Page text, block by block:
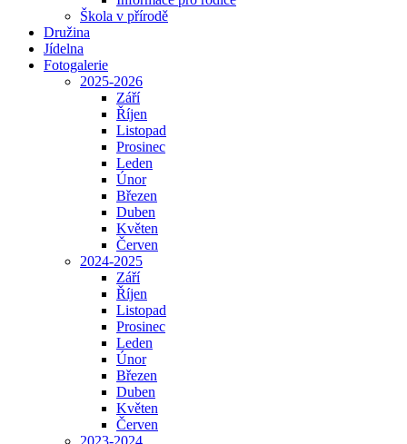
Škola v přírodě
Družina
Jídelna
Fotogalerie
2025-2026
Září
Říjen
Listopad
Prosinec
Leden
Únor
Březen
Duben
Květen
Červen
2024-2025
Září
Říjen
Listopad
Prosinec
Leden
Únor
Březen
Duben
Květen
Červen
2023-2024